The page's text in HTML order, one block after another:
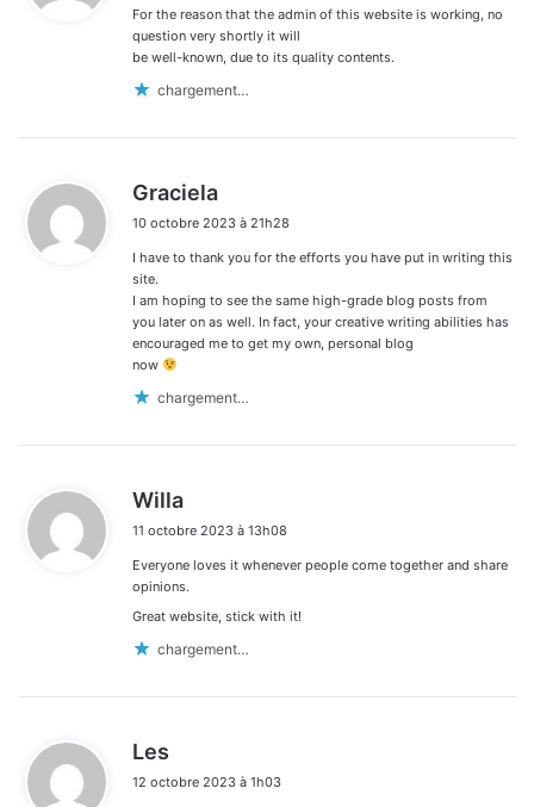
For the reason that the admin of this website is working, no
question very shortly it will
be well-known, due to its quality contents.
chargement…
Graciela
t
10 octobre 2023 à 21h28
I have to thank you for the efforts you have put in writing this
site.
I am hoping to see the same high-grade blog posts from
you later on as well. In fact, your creative writing abilities has
encouraged me to get my own, personal blog
now
chargement…
Willa
t
:
11 octobre 2023 à 13h08
Everyone loves it whenever people come together and share
opinions.
Great website, stick with it!
chargement…
Les
t
12 octobre 2023 à 1h03